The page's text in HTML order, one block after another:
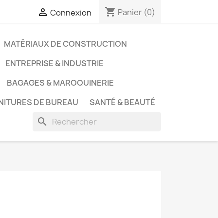
 Connexion shopping_cart Panier (0)
MATÉRIAUX DE CONSTRUCTION
ENTREPRISE & INDUSTRIE
BAGAGES & MAROQUINERIE
DE BUREAU SANTÉ & BEAUTÉ
search